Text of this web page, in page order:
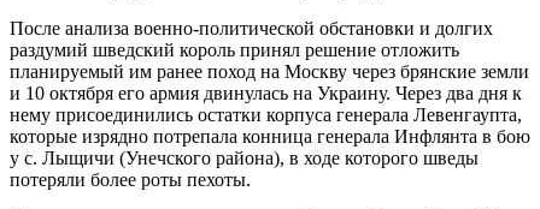
После анализа военно-политической обстановки и долгих
раздумий шведский король принял решение отложить
планируемый им ранее по­ход на Москву через брянские земли
и 10 октября его армия двинулась на Украину. Через два дня к
нему присоединились остатки корпуса генерала Левенгаупта,
которые изрядно потрепала конница генерала Инфлянта в бою
у с. Лыщичи (Унечского района), в ходе которого шведы
потеряли более роты пехоты.